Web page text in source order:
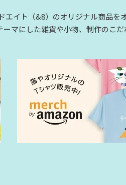
エイト（&8）のオリジナル商品を
ーマにした雑貨や小物、制作のこ